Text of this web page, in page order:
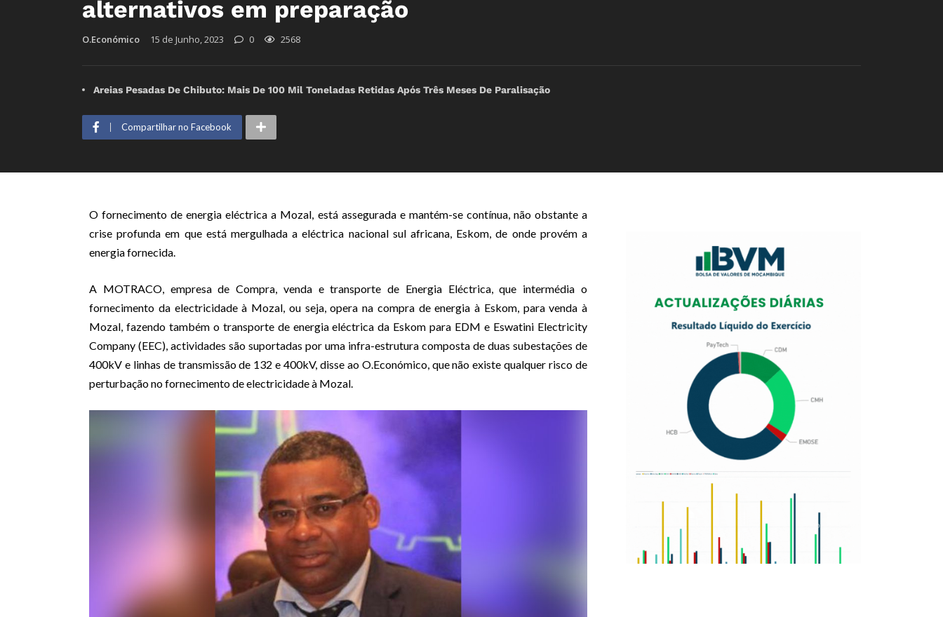
alternativos em preparação
O.Económico 15 de Junho, 2023 0 2568
Areias Pesadas De Chibuto: Mais De 100 Mil Toneladas Retidas Após Três Meses De Paralisação
Compartilhar no Facebook
O fornecimento de energia eléctrica a Mozal, está assegurada e mantém-se contínua, não obstante a
crise profunda em que está mergulhada a eléctrica nacional sul africana, Eskom, de onde provém a
energia fornecida.
A MOTRACO, empresa de Compra, venda e transporte de Energia Eléctrica, que intermédia o
fornecimento da electricidade à Mozal, ou seja, opera na compra de energia à Eskom, para venda à
Mozal, fazendo também o transporte de energia eléctrica da Eskom para EDM e Eswatini Electricity
Company (EEC), actividades são suportadas por uma infra-estrutura composta de duas subestações de
400kV e linhas de transmissão de 132 e 400kV, disse ao O.Económico, que não existe qualquer risco de
perturbação no fornecimento de electricidade à Mozal.